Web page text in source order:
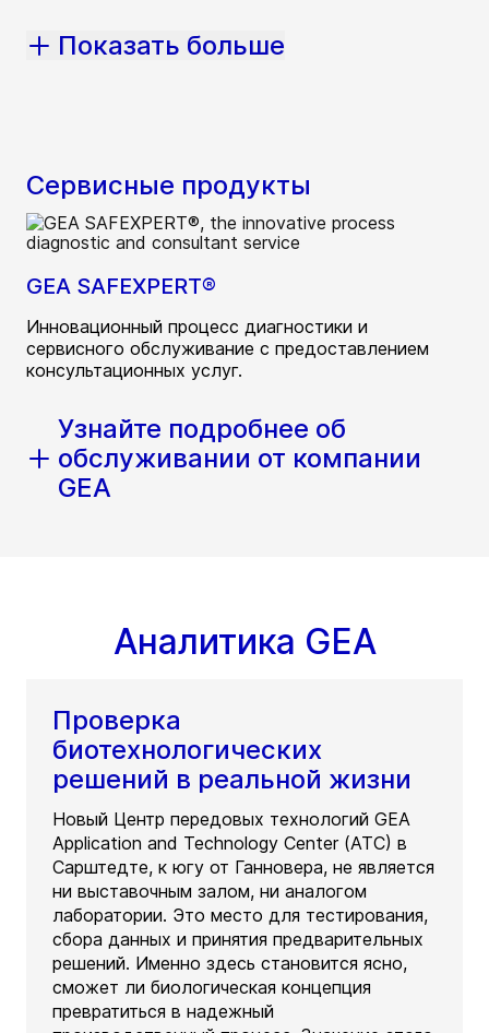
Показать больше
Сервисные продукты
GEA SAFEXPERT®
Инновационный процесс диагностики и
сервисного обслуживание с предоставлением
консультационных услуг.
Узнайте подробнее об
обслуживании от компании
GEA
Аналитика GEA
Проверка
биотехнологических
решений в реальной жизни
Новый Центр передовых технологий GEA
Application and Technology Center (ATC) в
Сарштедте, к югу от Ганновера, не является
ни выставочным залом, ни аналогом
лаборатории. Это место для тестирования,
сбора данных и принятия предварительных
решений. Именно здесь становится ясно,
сможет ли биологическая концепция
превратиться в надежный